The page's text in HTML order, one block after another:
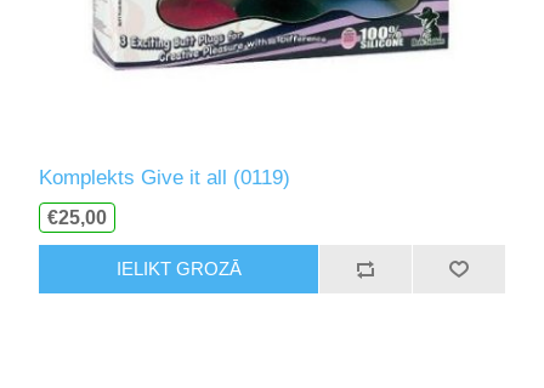
Komplekts Give it all (0119)
€25,00
IELIKT GROZĀ